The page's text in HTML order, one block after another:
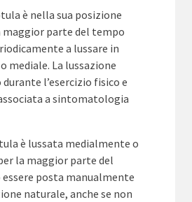
è nella sua posizione
maggior parte del tempo
a lussare in
mediale. La lussazione
l’esercizio fisico e
a sintomatologia
è lussata medialmente o
la maggior parte del
posta manualmente
naturale, anche se non